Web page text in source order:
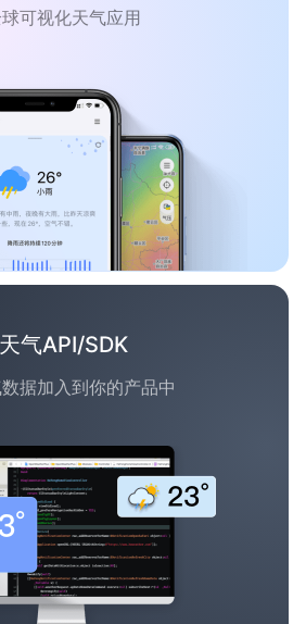
可视化天气应用
天气API/SDK
据加入到你的产品中